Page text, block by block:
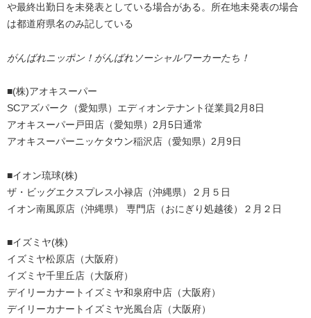
や最終出勤日を未発表としている場合がある。所在地未発表の場合
は都道府県名のみ記している
がんばれニッポン！がんばれソーシャルワーカーたち！
■(株)アオキスーパー
SCアズパーク（愛知県）エディオンテナント従業員2月8日
アオキスーパー戸田店（愛知県）2月5日通常
アオキスーパーニッケタウン稲沢店（愛知県）2月9日
■イオン琉球(株)
ザ・ビッグエクスプレス小禄店（沖縄県）２月５日
イオン南風原店（沖縄県） 専門店（おにぎり処越後）２月２日
■イズミヤ(株)
イズミヤ松原店（大阪府）
イズミヤ千里丘店（大阪府）
デイリーカナートイズミヤ和泉府中店（大阪府）
デイリーカナートイズミヤ光風台店（大阪府）